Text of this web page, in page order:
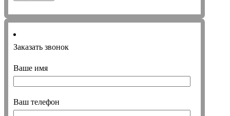
Заказать звонок
Ваше имя
Ваш телефон